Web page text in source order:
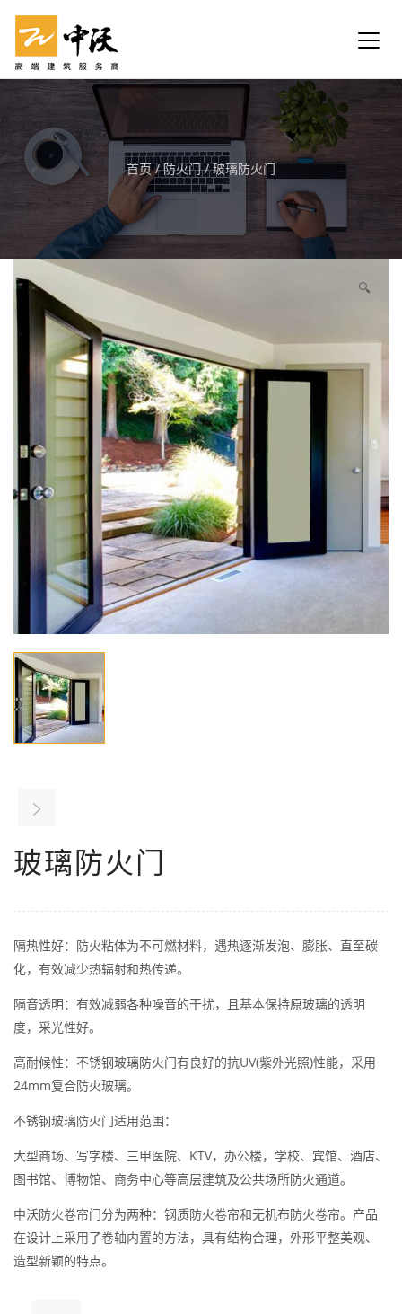
首页/防火门/玻璃防火门
🔍
玻璃防火门
隔热性好：防火粘体为不可燃材料，遇热逐渐发泡、膨胀、直至碳
化，有效减少热辐射和热传递。
隔音透明：有效减弱各种噪音的干扰，且基本保持原玻璃的透明
度，采光性好。
高耐候性：不锈钢玻璃防火门有良好的抗UV(紫外光照)性能，采用
24mm复合防火玻璃。
不锈钢玻璃防火门适用范围：
大型商场、写字楼、三甲医院、KTV，办公楼，学校、宾馆、酒店、
图书馆、博物馆、商务中心等高层建筑及公共场所防火通道。
中沃防火卷帘门分为两种：钢质防火卷帘和无机布防火卷帘。产品
在设计上采用了卷轴内置的方法，具有结构合理，外形平整美观、
造型新颖的特点。